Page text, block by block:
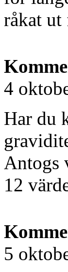
råkat ut
4
Har du
Antogs
12
5